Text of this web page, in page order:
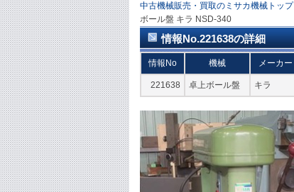
中古機械販売・買取のミサカ機械トップ
ボール盤 キラ NSD-340
情報No.221638の詳細
情報No 機械 メーカー
221638 卓上ボール盤 キラ